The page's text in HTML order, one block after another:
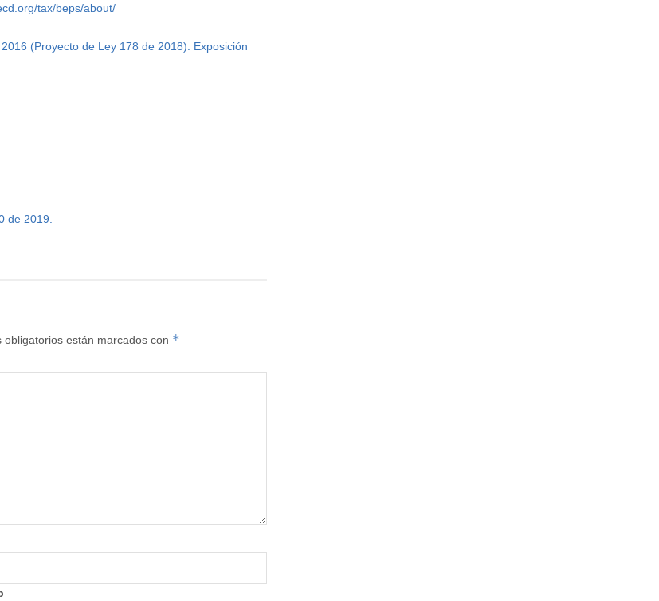
tax/beps/about/
(Proyecto de Ley 178 de 2018). Exposición
de 2019.
obligatorios están marcados con *